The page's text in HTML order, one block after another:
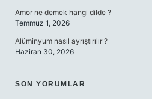
Amor ne demek hangi dilde ?
Temmuz 1, 2026
Alüminyum nasıl ayrıştırılır ?
Haziran 30, 2026
SON YORUMLAR